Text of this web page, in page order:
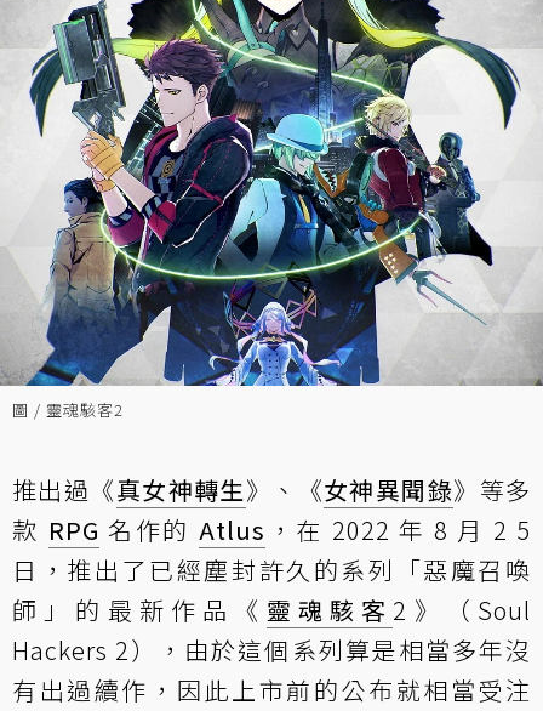
圖 / 靈魂駭客2
推出過《真女神轉生》、《女神異聞錄》等多
款 RPG 名作的Atlus ，在 2022 年 8 月 2 5
日，推出了已經塵封許久的系列「惡魔召喚
師」的最新作品《 靈魂駭客 2》（Soul
Hackers 2），由於這個系列算是相當多年沒
有出過續作，因此上市前的公布就相當受注